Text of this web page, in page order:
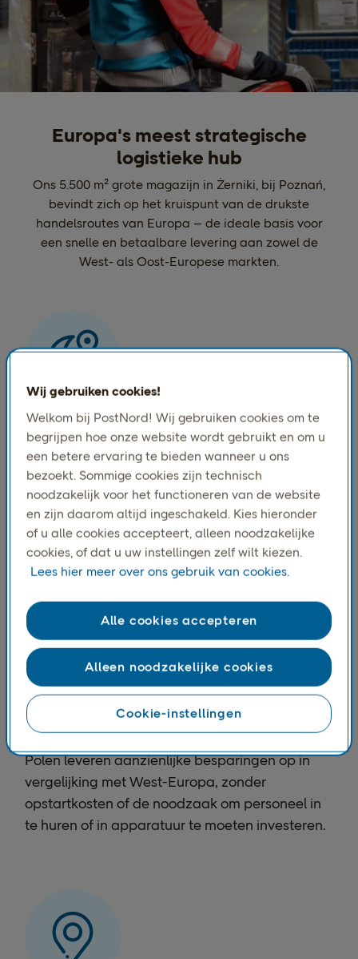
Europa's meest strategische
logistieke hub
Ons 5.500 m² grote magazijn in Żerniki, bij Poznań,
bevindt zich op het kruispunt van de drukste
handelsroutes van Europa – de ideale basis voor
een snelle en betaalbare levering aan zowel de
West- als Oost-Europese markten.
HET HART VAN EUROPA
Centraal-Europese locatie
Żerniki, in de buurt van Poznań, ligt aan een
uitstekende logistieke corridor die Duitsland met
het oosten verbindt en ongeëvenaarde toegang
biedt tot markten over het hele continent.
VERLAAG DE VASTE KOSTEN
Lagere exploitatiekosten
Concurrerende opslag- en arbeidskosten in
Polen leveren aanzienlijke besparingen op in
vergelijking met West-Europa, zonder
opstartkosten of de noodzaak om personeel in
te huren of in apparatuur te moeten investeren.
Wij gebruiken cookies!
Welkom bij PostNord! Wij gebruiken cookies om te
begrijpen hoe onze website wordt gebruikt en om u
een betere ervaring te bieden wanneer u ons
bezoekt. Sommige cookies zijn technisch
noodzakelijk voor het functioneren van de website
en zijn daarom altijd ingeschakeld. Kies hieronder
of u alle cookies accepteert, alleen noodzakelijke
cookies, of dat u uw instellingen zelf wilt kiezen.
Lees hier meer over ons gebruik van cookies.
Cookie-instellingen
Alleen noodzakelijke cookies
Alle cookies accepteren